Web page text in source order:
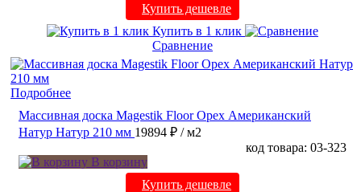
Купить дешевле
Купить в 1 клик
Сравнение
Подробнее
Массивная доска Magestik Floor Орех Американский
Натур Натур 210 мм 19894 ₽ / м2
код товара: 03-323
В корзину
Купить дешевле